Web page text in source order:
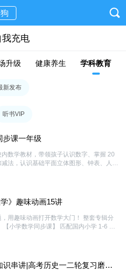
我充电
升级 健康养生 学科教育
新发布
听书VIP
步课一年级
数学教材，带领孩子认识数字、掌握 20
减法，认识基础平面立体图形、钟表、人民
课预习、课后巩固，轻松开启小学数学学
学》趣味动画15讲
用趣味动画打开数学大门！ 整套专辑分
【小学数学同步课】 匹配国内小学 1-6 年
，课前预习、课后巩固两相宜，夯实课内
问题、行程问题、一笔画等经典题型，传
，引导孩子学会举一反三，建立完整数学
识串讲|高考历史一二轮复习磨耳